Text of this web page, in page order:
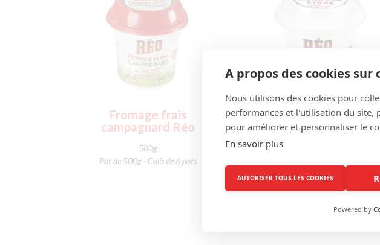
Fromage frais
campagnard Réo
500g
Pot de 500g - Colis de 6 pots
Fromage frais lissé
A propos des cookies sur
Nous utilisons des cookies pour
performances et l'utilisation du site,
pour améliorer et personnaliser le
En savoir plus
AUTORISER TOUS LES COOKIES
Powered by